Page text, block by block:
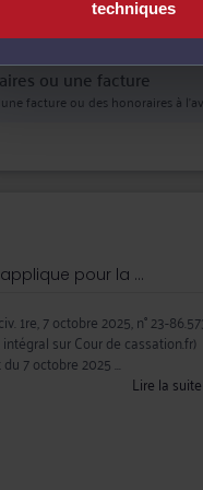
techniques
ou une facture
facture ou des honoraires à
pour la ...
1re, 7 octobre 2025, n° 23-
sur Cour de cassation.fr)
du 7 octobre 2025 ...
Lire la suite